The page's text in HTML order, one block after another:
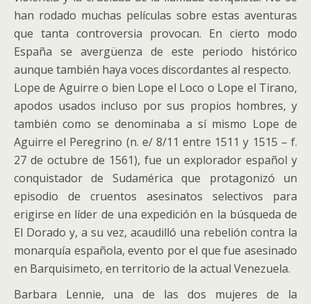
han rodado muchas películas sobre estas aventuras
que tanta controversia provocan. En cierto modo
España se avergüenza de este periodo histórico
aunque también haya voces discordantes al respecto.
Lope de Aguirre o bien Lope el Loco o Lope el Tirano,
apodos usados incluso por sus propios hombres, y
también como se denominaba a sí mismo Lope de
Aguirre el Peregrino (n. e/ 8/11 entre 1511 y 1515 – f.
27 de octubre de 1561), fue un explorador español y
conquistador de Sudamérica que protagonizó un
episodio de cruentos asesinatos selectivos para
erigirse en líder de una expedición en la búsqueda de
El Dorado y, a su vez, acaudilló una rebelión contra la
monarquía española, evento por el que fue asesinado
en Barquisimeto, en territorio de la actual Venezuela.
Barbara Lennie, una de las dos mujeres de la